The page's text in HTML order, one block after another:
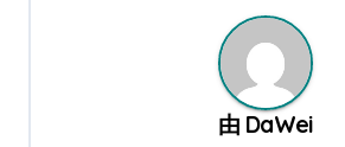
由 DaWei